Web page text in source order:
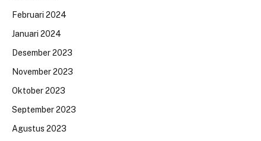
Februari 2024
Januari 2024
Desember 2023
November 2023
Oktober 2023
September 2023
Agustus 2023